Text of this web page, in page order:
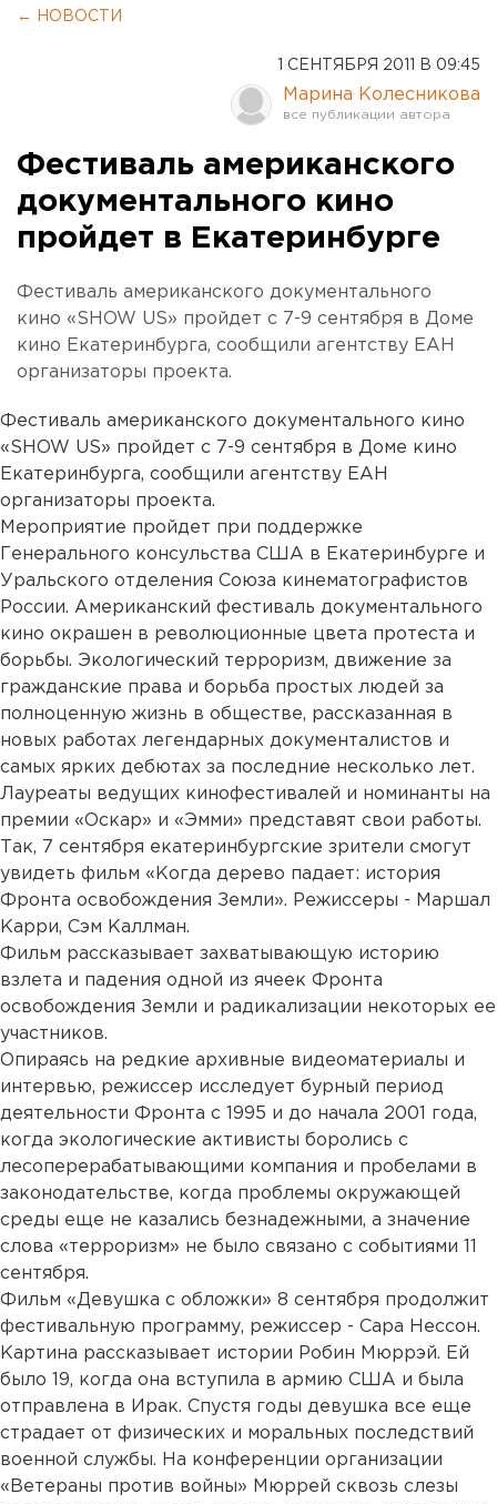
← НОВОСТИ
1 СЕНТЯБРЯ 2011 В 09:45
Марина Колесникова
Фестиваль американского
документального кино
пройдет в Екатеринбурге
Фестиваль американского документального
кино «SHOW US» пройдет с 7-9 сентября в Доме
кино Екатеринбурга, сообщили агентству ЕАН
организаторы проекта.
Фестиваль американского документального кино
«SHOW US» пройдет с 7-9 сентября в Доме кино
Екатеринбурга, сообщили агентству ЕАН
организаторы проекта.
Мероприятие пройдет при поддержке
Генерального консульства США в Екатеринбурге и
Уральского отделения Союза кинематографистов
России. Американский фестиваль документального
кино окрашен в революционные цвета протеста и
борьбы. Экологический терроризм, движение за
гражданские права и борьба простых людей за
полноценную жизнь в обществе, рассказанная в
новых работах легендарных документалистов и
самых ярких дебютах за последние несколько лет.
Лауреаты ведущих кинофестивалей и номинанты на
премии «Оскар» и «Эмми» представят свои работы.
Так, 7 сентября екатеринбургские зрители смогут
увидеть фильм «Когда дерево падает: история
Фронта освобождения Земли». Режиссеры - Маршал
Карри, Сэм Каллман.
Фильм рассказывает захватывающую историю
взлета и падения одной из ячеек Фронта
освобождения Земли и радикализации некоторых ее
участников.
Опираясь на редкие архивные видеоматериалы и
интервью, режиссер исследует бурный период
деятельности Фронта с 1995 и до начала 2001 года,
когда экологические активисты боролись с
лесоперерабатывающими компания и пробелами в
законодательстве, когда проблемы окружающей
среды еще не казались безнадежными, а значение
слова «терроризм» не было связано с событиями 11
сентября.
Фильм «Девушка с обложки» 8 сентября продолжит
фестивальную программу, режиссер - Сара Нессон.
Картина рассказывает истории Робин Мюррэй. Ей
было 19, когда она вступила в армию США и была
отправлена в Ирак. Спустя годы девушка все еще
страдает от физических и моральных последствий
военной службы. На конференции организации
«Ветераны против войны» Мюррей сквозь слезы